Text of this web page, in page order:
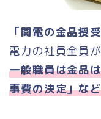
「関電の金品授
電力の社員全員
一般職員は金品
事費の決定」な